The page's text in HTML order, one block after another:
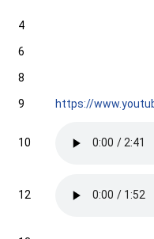
4
6
8
9 https://
10
12